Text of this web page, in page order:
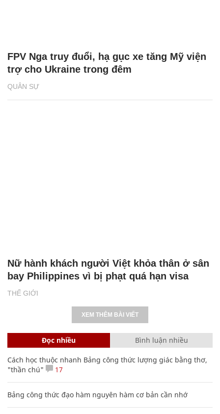
QUÂN SỰ
FPV Nga truy đuổi, hạ gục xe tăng Mỹ viện
trợ cho Ukraine trong đêm
THẾ GIỚI
Nữ hành khách người Việt khỏa thân ở sân
bay Philippines vì bị phạt quá hạn visa
XEM THÊM BÀI VIẾT
Đọc nhiều Bình luận nhiều
Cách học thuộc nhanh Bảng công thức lượng giác bằng thơ,
"thần chú"
17
Bảng công thức đạo hàm nguyên hàm cơ bản cần nhớ